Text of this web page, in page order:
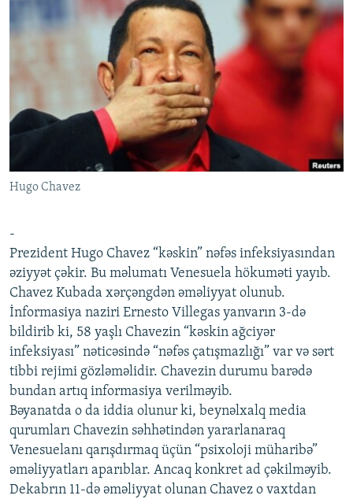
ARAŞDIRMA
FOTOQALEREYA
İNFOQRAFIKA
AZƏRBAYCAN ƏDƏBIYYATI KITABXANASI
İSLAM VƏ DEMOKRATIYA
İZ - MƏDƏNIYYƏT PROQRAMI
HAQQIMIZDA
MISSIYAMIZ
PEŞƏ ETIKASI VƏ JURNALISTIKA STANDARTLARIMIZ
MATERIALLARIMIZDAN ISTIFADƏ
BIZIMLƏ ƏLAQƏ
XƏBƏR BÜLLETENLƏRIMIZ
Hugo Chavez
-
Prezident Hugo Chavez “kəskin” nəfəs infeksiyasından
əziyyət çəkir. Bu məlumatı Venesuela hökuməti yayıb.
Chavez Kubada xərçəngdən əməliyyat olunub.
İnformasiya naziri Ernesto Villegas yanvarın 3-də
bildirib ki, 58 yaşlı Chavezin “kəskin ağciyər
infeksiyası” nəticəsində “nəfəs çatışmazlığı” var və sərt
tibbi rejimi gözləməlidir. Chavezin durumu barədə
bundan artıq informasiya verilməyib.
Bəyanatda o da iddia olunur ki, beynəlxalq media
qurumları Chavezin səhhətindən yararlanaraq
Venesuelanı qarışdırmaq üçün “psixoloji müharibə”
əməliyyatları aparıblar. Ancaq konkret ad çəkilməyib.
Dekabrın 11-də əməliyyat olunan Chavez o vaxtdan